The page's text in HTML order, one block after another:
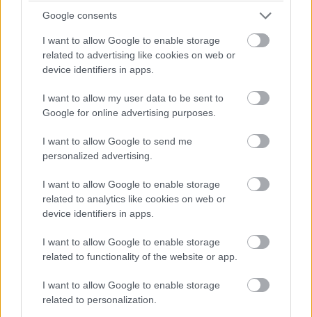
Google consents
I want to allow Google to enable storage
related to advertising like cookies on web or
device identifiers in apps.
I want to allow my user data to be sent to
Google for online advertising purposes.
I want to allow Google to send me
personalized advertising.
I want to allow Google to enable storage
related to analytics like cookies on web or
device identifiers in apps.
I want to allow Google to enable storage
related to functionality of the website or app.
I want to allow Google to enable storage
related to personalization.
anyákra?
A performansz tehát nemcsak személyes, hanem
generációs üzenet is. Felhívás egy új társadalmi
beszélünk, hanem a gondoskodás minden
formájáról. A cél: láthatóvá tenni azt, ami a
hétköznapokban rejtve marad, és megkérdezni:
valóban nincs elsőbbsége azoknak,
akik másokat támogatnak?
Rozina tervei szerint a performansz nem áll meg itt:
szeretné kiállításokon és különböző platformokon
bemutatni a munkát, sőt, hosszabb távon egy egész
sorozatot építene a láthatatlan női munka köré.